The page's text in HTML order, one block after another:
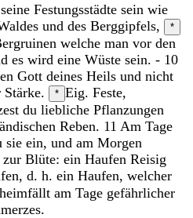
seine Festungsstädte sein wie
und des Berggipfels, *
welche man vor den
es wird eine Wüste sein. - 10
Gott deines Heils und nicht
Stärke. * Eig. Feste,
du liebliche Pflanzungen
Reben. 11 Am Tage
sie ein, und am Morgen
zur Blüte: ein Haufen Reisig
d. h. ein Haufen, welcher
am Tage gefährlicher
.